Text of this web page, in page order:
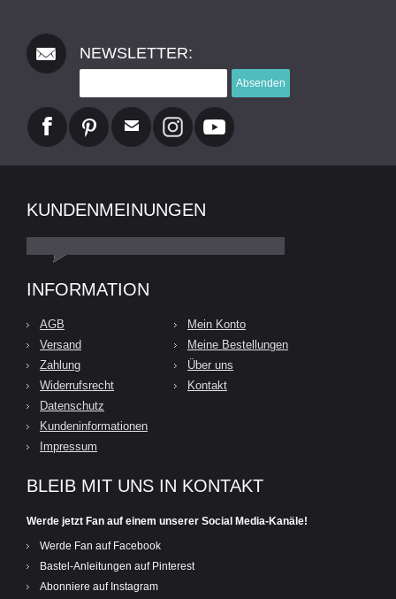
NEWSLETTER:
Absenden
KUNDENMEINUNGEN
INFORMATION
AGB
Versand
Zahlung
Widerrufsrecht
Datenschutz
Kundeninformationen
Impressum
Mein Konto
Meine Bestellungen
Über uns
Kontakt
BLEIB MIT UNS IN KONTAKT
Werde jetzt Fan auf einem unserer Social Media-Kanäle!
Werde Fan auf Facebook
Bastel-Anleitungen auf Pinterest
Abonniere auf Instagram